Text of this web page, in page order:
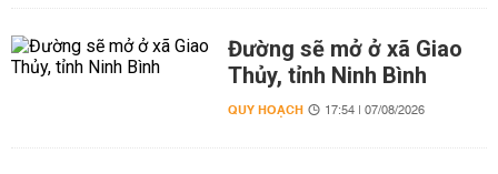
Đường sẽ mở ở xã Giao
Thủy, tỉnh Ninh Bình
QUY HOẠCH 17:54 | 07/08/2026